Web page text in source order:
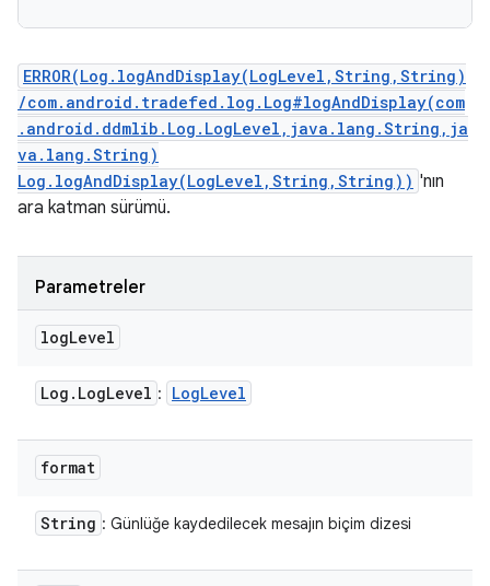
ERROR(Log.logAndDisplay(LogLevel,String,String)
/com.android.tradefed.log.Log#logAndDisplay(com
.android.ddmlib.Log.LogLevel,java.lang.String,ja
va.lang.String)
Log.logAndDisplay(LogLevel,String,String)) 'nın
ara katman sürümü.
Parametreler
logLevel
Log . LogLevel : LogLevel
format
String : Günlüğe kaydedilecek mesajın biçim dizesi